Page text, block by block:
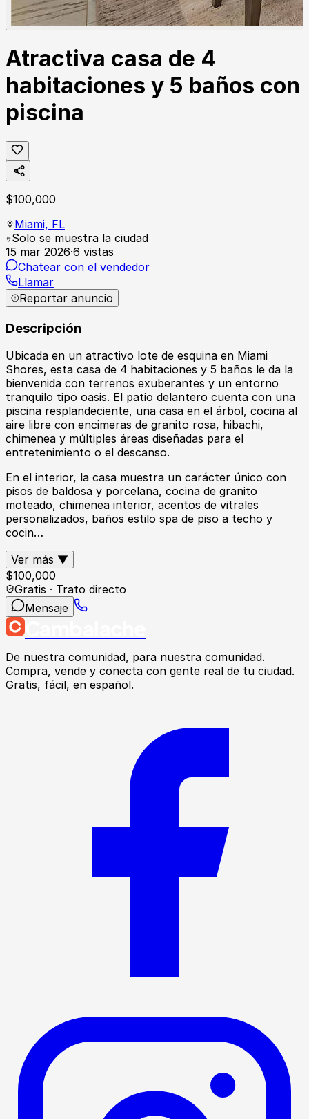
Atractiva casa de 4
habitaciones y 5 baños con
piscina
$100,000
Miami, FL
Solo se muestra la ciudad
15 mar 2026·6 vistas
Chatear con el vendedor
Llamar
Reportar anuncio
Descripción
Ubicada en un atractivo lote de esquina en Miami
Shores, esta casa de 4 habitaciones y 5 baños le da la
bienvenida con terrenos exuberantes y un entorno
tranquilo tipo oasis. El patio delantero cuenta con una
piscina resplandeciente, una casa en el árbol, cocina al
aire libre con encimeras de granito rosa, hibachi,
chimenea y múltiples áreas diseñadas para el
entretenimiento o el descanso.
En el interior, la casa muestra un carácter único con
pisos de baldosa y porcelana, cocina de granito
moteado, chimenea interior, acentos de vitrales
personalizados, baños estilo spa de piso a techo y
cocin…
Ver más ▼
$100,000
Gratis · Trato directo
Mensaje
De nuestra comunidad, para nuestra comunidad.
Compra, vende y conecta con gente real de tu ciudad.
Gratis, fácil, en español.